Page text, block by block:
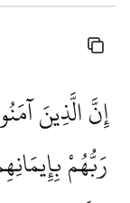
إِنَّ الَّذِينَ
رَبُّهُمْ